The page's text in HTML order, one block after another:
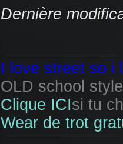
Dernière
I love street so i
OLD school
Clique ICIsi tu
Wear de trot